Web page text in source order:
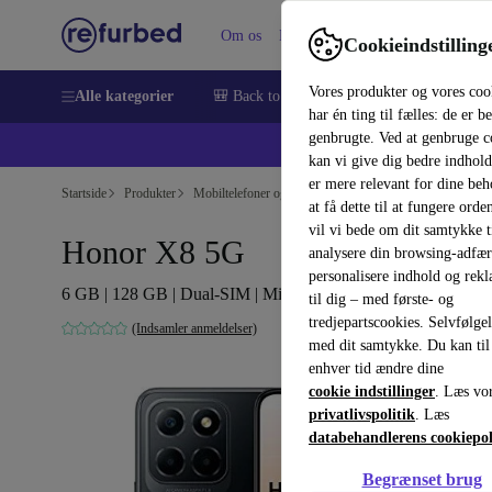
Vores produkter og vores
har én ting til fælles: de er
genbrugte. Ved at genbruge
kan vi give dig bedre
er mere relevant for dine
at få dette til at fungere
vil vi bede om dit samtykke
analysere din browsing-
personalisere indhold og
til dig – med første- og
tredjepartscookies.
med dit samtykke. Du kan til
enhver tid ændre dine
cookie indstillinger. Læs
privatlivspolitik. Læs
databehandlerens
Begrænset brug
Om os Hjælp
Alle kategorier 🎒 Back to school Smartphones
💻
Startside Produkter Mobiltelefoner og smartphones Honor, mobiltelefoner
Honor X8 5G
6 GB | 128 GB | Dual-SIM | Midnight Black
(Indsamler anmeldelser)